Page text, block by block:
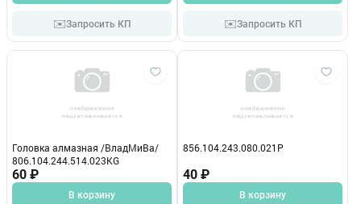
✉️Запросить КП ✉️Запросить КП
Головка алмазная /ВладМиВа/
806.104.244.514.023КG
60 ₽
В корзину
856.104.243.080.021Р
40 ₽
В корзину